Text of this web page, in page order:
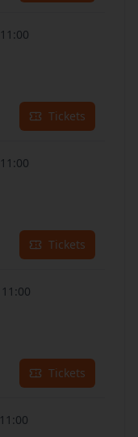
Tickets
Tickets
Tickets